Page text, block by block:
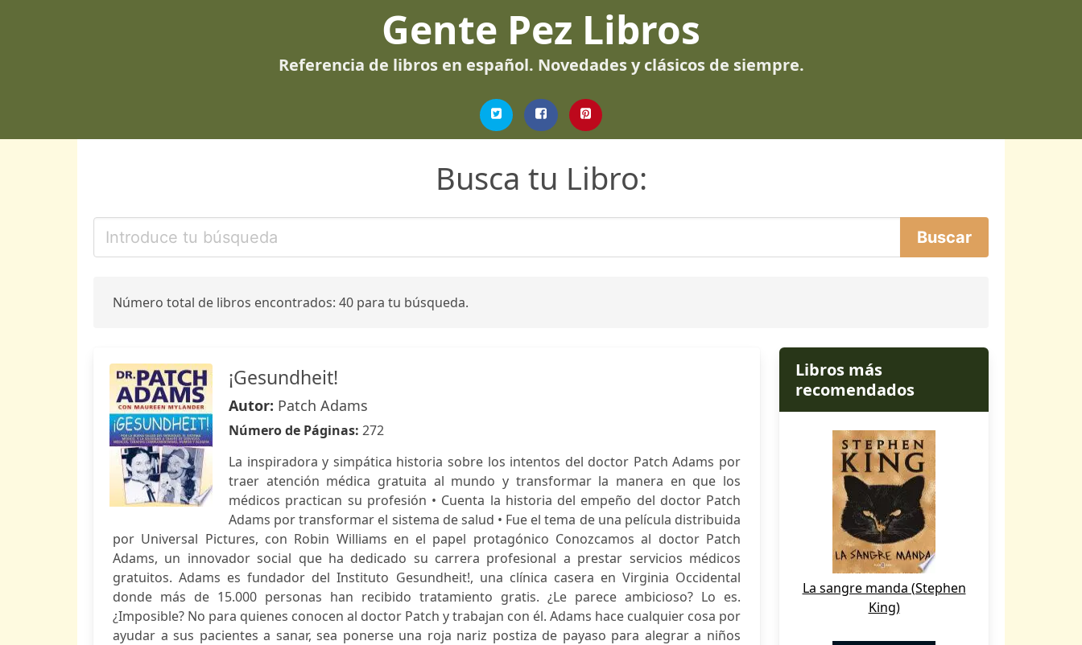
Gente Pez Libros
Referencia de libros en español. Novedades y clásicos de siempre.
Busca tu Libro:
Número total de libros encontrados: 40 para tu búsqueda.
¡Gesundheit!
Autor: Patch Adams
Número de Páginas: 272
La inspiradora y simpática historia sobre los intentos del doctor Patch Adams por
traer atención médica gratuita al mundo y transformar la manera en que los
médicos practican su profesión • Cuenta la historia del empeño del doctor Patch
Adams por transformar el sistema de salud • Fue el tema de una película distribuida
por Universal Pictures, con Robin Williams en el papel protagónico Conozcamos al doctor Patch
Adams, un innovador social que ha dedicado su carrera profesional a prestar servicios médicos
gratuitos. Adams es fundador del Instituto Gesundheit!, una clínica casera en Virginia Occidental
donde más de 15.000 personas han recibido tratamiento gratis. ¿Le parece ambicioso? Lo es.
¿Imposible? No para quienes conocen al doctor Patch y trabajan con él. Adams hace cualquier cosa por
ayudar a sus pacientes a sanar, sea ponerse una roja nariz postiza de payaso para alegrar a niños
Libros más
recomendados
La sangre manda (Stephen
King)